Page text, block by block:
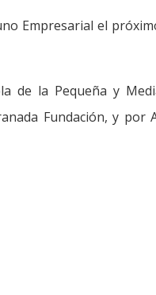
Empresarial el
de la Pequeña y
Fundación, y por